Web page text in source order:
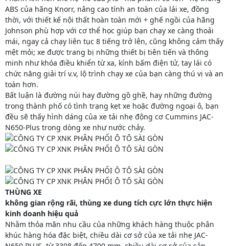
ABS của hãng Knorr, nâng cao tính an toàn của lái xe, đồng
thời, với thiết kế nội thất hoàn toàn mới + ghế ngồi của hãng
Johnson phù hợp với cơ thể học giúp bạn chạy xe càng thoải
mái, ngay cả chạy liên tục 8 tiếng trở lên, cũng không cảm thấy
mệt mỏi; xe được trang bị những thiết bị tiên tiến và thông
minh như khóa điều khiển từ xa, kính bấm điện tử, tay lái có
chức năng giải trí v.v, lộ trình chạy xe của bạn càng thú vị và an
toàn hơn.
Bất luận là đường núi hay đường gồ ghề, hay những đường
trong thành phố có tình trạng kẹt xe hoặc đường ngoại ô, bạn
đều sẽ thấy hình dáng của xe tải nhẹ động cơ Cummins JAC-
N650-Plus trong dòng xe như nước chảy.
THÙNG XE
không gian rộng rãi, thùng xe dung tích cực lớn thực hiện
kinh doanh hiệu quả
Nhằm thỏa mãn nhu cầu của những khách hàng thuộc phân
khúc hàng hóa đặc biệt, chiều dài cơ sở của xe tải nhẹ JAC-